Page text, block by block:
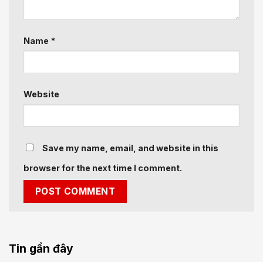
Name *
Website
Save my name, email, and website in this
browser for the next time I comment.
Tin gần đây